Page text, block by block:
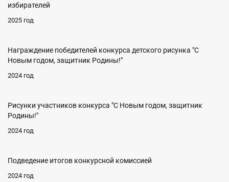
избирателей
2025 год
Награждение победителей конкурса детского рисунка "С
Новым годом, защитник Родины!"
2024 год
Рисунки участников конкурса "С Новым годом, защитник
Родины!"
2024 год
Подведение итогов конкурсной комиссией
2024 год